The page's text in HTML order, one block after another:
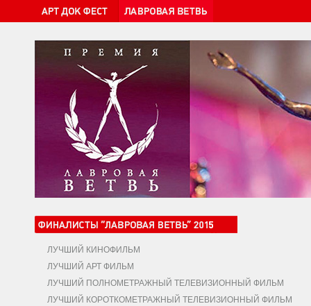
ЛУЧШИЙ КИНОФИЛЬМ
ЛУЧШИЙ АРТ ФИЛЬМ
ЛУЧШИЙ ПОЛНОМЕТРАЖНЫЙ ТЕЛЕВИЗИОННЫЙ ФИЛЬМ
ЛУЧШИЙ КОРОТКОМЕТРАЖНЫЙ ТЕЛЕВИЗИОННЫЙ ФИЛЬМ